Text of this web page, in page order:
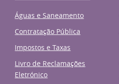
Águas e Saneamento
Contratação Pública
Impostos e Taxas
Livro de Reclamações
Eletrónico